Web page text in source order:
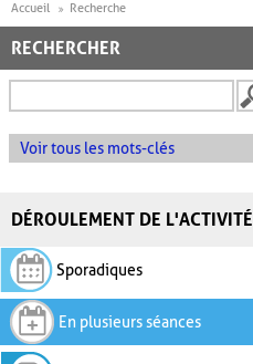
Accueil Recherche
RECHERCHER
Voir tous les mots-clés
DÉROULEMENT DE L'ACTIVITÉ
Sporadiques
En plusieurs séances